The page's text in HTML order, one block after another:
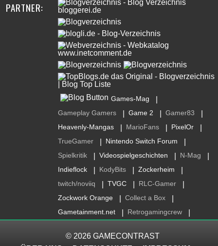
PARTNER:
Games-Mag
Gameplay Gamers Game 2 Gamer83
Heavenly-Mangas MarioFans PixelOr
TrueGamer Nintendo Switch Forum
Spielkritik Videospielgeschichten N-Mag
Indieflock KodyBits Zockerheim
twitch/noviiq TVGC RLC-Gamer
Zockwork Orange Collect a Box
Gametainment.net Retrogamingcrew
© 2026 GAMECONTRAST